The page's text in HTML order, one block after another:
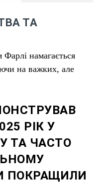
ТА
намагається
на важких, але
РІК У
ТА ЧАСТО
ПОКРАЩИЛИ